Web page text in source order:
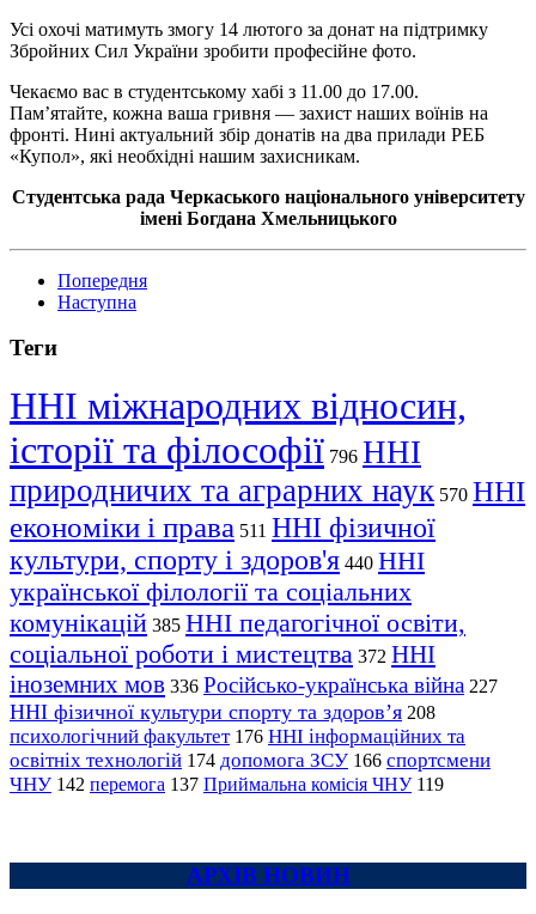
Усі охочі матимуть змогу 14 лютого за донат на підтримку
Збройних Сил України зробити професійне фото.
Чекаємо вас в студентському хабі з 11.00 до 17.00.
Пам’ятайте, кожна ваша гривня — захист наших воїнів на
фронті. Нині актуальний збір донатів на два прилади РЕБ
«Купол», які необхідні нашим захисникам.
Студентська рада Черкаського національного університету
імені Богдана Хмельницького
Попередня
Наступна
Теги
ННІ міжнародних відносин,
історії та філософії 796 ННІ
природничих та аграрних наук 570 ННІ
економіки і права 511 ННІ фізичної
культури, спорту і здоров'я 440 ННІ
української філології та соціальних
комунікацій 385 ННІ педагогічної освіти,
соціальної роботи і мистецтва 372 ННІ
іноземних мов 336 Російсько-українська війна 227
ННІ фізичної культури спорту та здоров’я 208
психологічний факультет 176 ННІ інформаційних та
освітніх технологій 174 допомога ЗСУ 166 спортсмени
ЧНУ 142 перемога 137 Приймальна комісія ЧНУ 119
АРХІВ НОВИН